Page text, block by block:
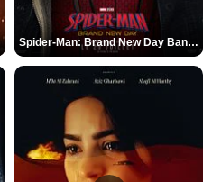
Spider-Man: Brand New Day Bande-annonce VO STFR